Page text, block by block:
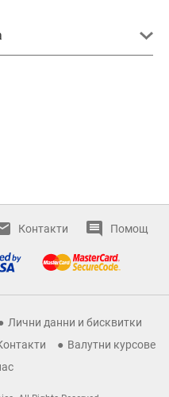
Контакти Помощ
Лични данни и бисквитки
Валутни курсове